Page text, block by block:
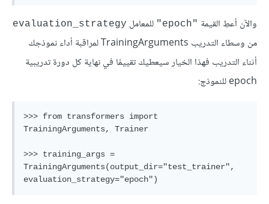
والآن أعطِ القيمة "epoch" للمعامل evaluation_strategy
من وسطاء التدريب TrainingArguments لمراقبة أداء نموذجك
أثناء التدريب فهذا الخيار سيعطيك تقييمًا في نهاية كل دورة تدريبية
epoch للنموذج:
>>> from transformers import
TrainingArguments, Trainer
>>> training_args =
TrainingArguments(output_dir="test_trainer",